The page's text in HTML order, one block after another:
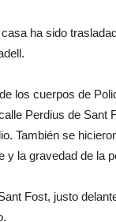
ha sido
los cuerpos de
Perdius de Sant
También se
la gravedad de la
Fost, justo